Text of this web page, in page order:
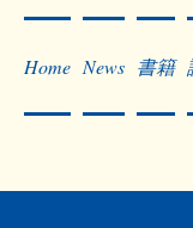
Home News 書籍